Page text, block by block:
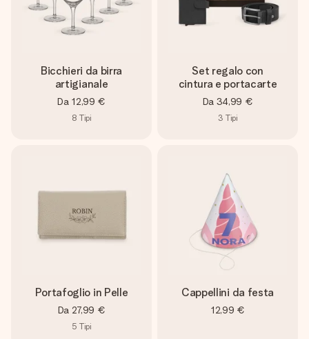
Realizza qualcosa di unico in pochi passi – con il suo nome,
una tua foto o un messaggio che tocchi il cuore. Nessuna
complicazione, solo tanto amore per il momento perfetto.
Bicchieri da birra
artigianale
Da 12,99 €
8 Tipi
Set regalo con
cintura e portacarte
Da 34,99 €
3 Tipi
Portafoglio in Pelle
Da 27,99 €
5 Tipi
Cappellini da festa
12,99 €